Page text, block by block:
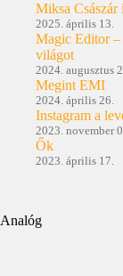
Miksa Császár
2025. április 13.
Magic Editor –
világot
2024. augusztus
Megint EMI
2024. április 26.
Instagram a
2023. november
Ők
2023. április 17.
Analóg